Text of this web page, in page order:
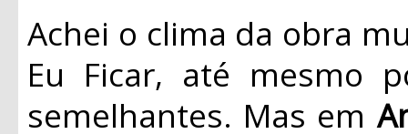
Achei o clima da obra
Eu Ficar, até mesmo
semelhantes. Mas em